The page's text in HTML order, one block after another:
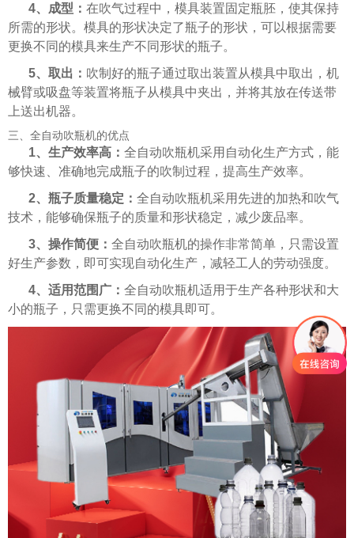
4、成型： 在吹气过程中，模具装置固定瓶胚，使其保持
所需的形状。模具的形状决定了瓶子的形状，可以根据需要
更换不同的模具来生产不同形状的瓶子。
5、取出： 吹制好的瓶子通过取出装置从模具中取出，机
械臂或吸盘等装置将瓶子从模具中夹出，并将其放在传送带
上送出机器。
三、全自动吹瓶机的优点
1、生产效率高： 全自动吹瓶机采用自动化生产方式，能
够快速、准确地完成瓶子的吹制过程，提高生产效率。
2、瓶子质量稳定： 全自动吹瓶机采用先进的加热和吹气
技术，能够确保瓶子的质量和形状稳定，减少废品率。
3、操作简便： 全自动吹瓶机的操作非常简单，只需设置
好生产参数，即可实现自动化生产，减轻工人的劳动强度。
4、适用范围广： 全自动吹瓶机适用于生产各种形状和大
小的瓶子，只需更换不同的模具即可。